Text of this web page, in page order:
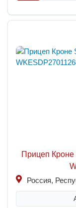
Прицеп Кроне
Россия,